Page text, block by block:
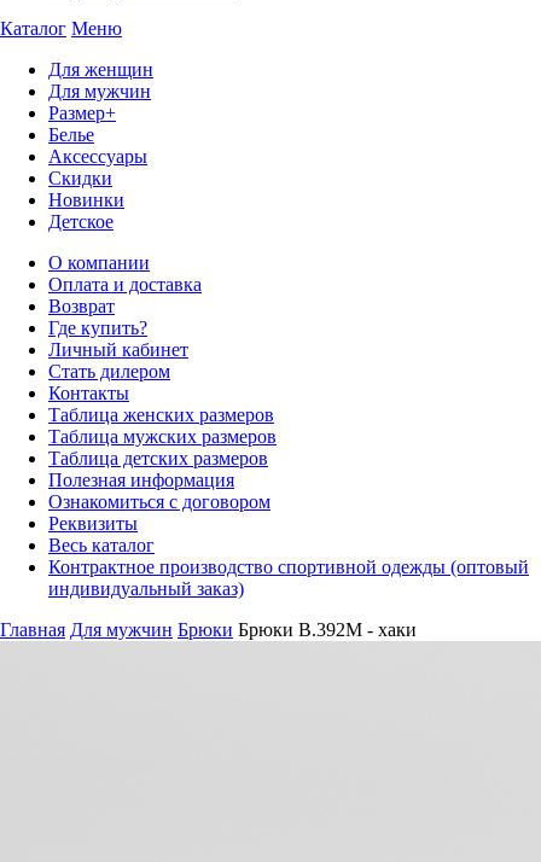
Каталог Меню
Для женщин
Для мужчин
Размер+
Белье
Аксессуары
Скидки
Новинки
Детское
О компании
Оплата и доставка
Возврат
Где купить?
Личный кабинет
Стать дилером
Контакты
Таблица женских размеров
Таблица мужских размеров
Таблица детских размеров
Полезная информация
Ознакомиться с договором
Реквизиты
Весь каталог
Контрактное производство спортивной одежды (оптовый
индивидуальный заказ)
Главная Для мужчин Брюки Брюки B.392M - хаки